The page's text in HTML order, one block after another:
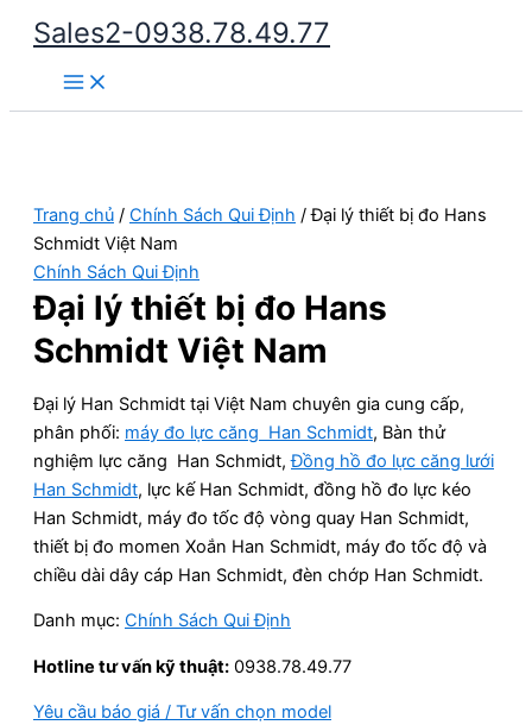
Nhảy
dung
Sales2-0938.78.49.77
Main
Menu
Trang chủ / Chính Sách Qui Định / Đại lý thiết bị đo Hans
Schmidt Việt Nam
Chính Sách Qui Định
Đại lý thiết bị đo Hans
Schmidt Việt Nam
Đại lý Han Schmidt tại Việt Nam chuyên gia cung cấp,
phân phối: máy đo lực căng Han Schmidt, Bàn thử
nghiệm lực căng Han Schmidt,Đồng hồ đo lực căng lưới
Han Schmidt, lực kế Han Schmidt, đồng hồ đo lực kéo
Han Schmidt, máy đo tốc độ vòng quay Han Schmidt,
thiết bị đo momen Xoắn Han Schmidt, máy đo tốc độ và
chiều dài dây cáp Han Schmidt, đèn chớp Han Schmidt.
Danh mục: Chính Sách Qui Định
Hotline tư vấn kỹ thuật: 0938.78.49.77
Yêu cầu báo giá / Tư vấn chọn model